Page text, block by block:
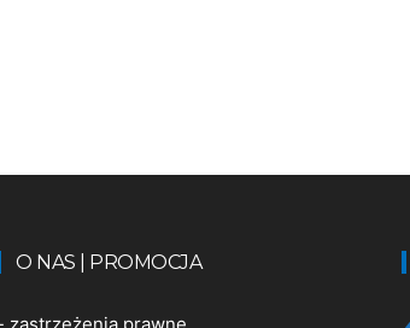
O NAS | PROMOCJA
zastrzeżenia prawne